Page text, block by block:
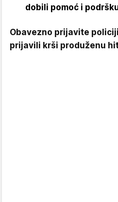
dobili pomoć i
Obavezno prijavite
prijavili krši produženu